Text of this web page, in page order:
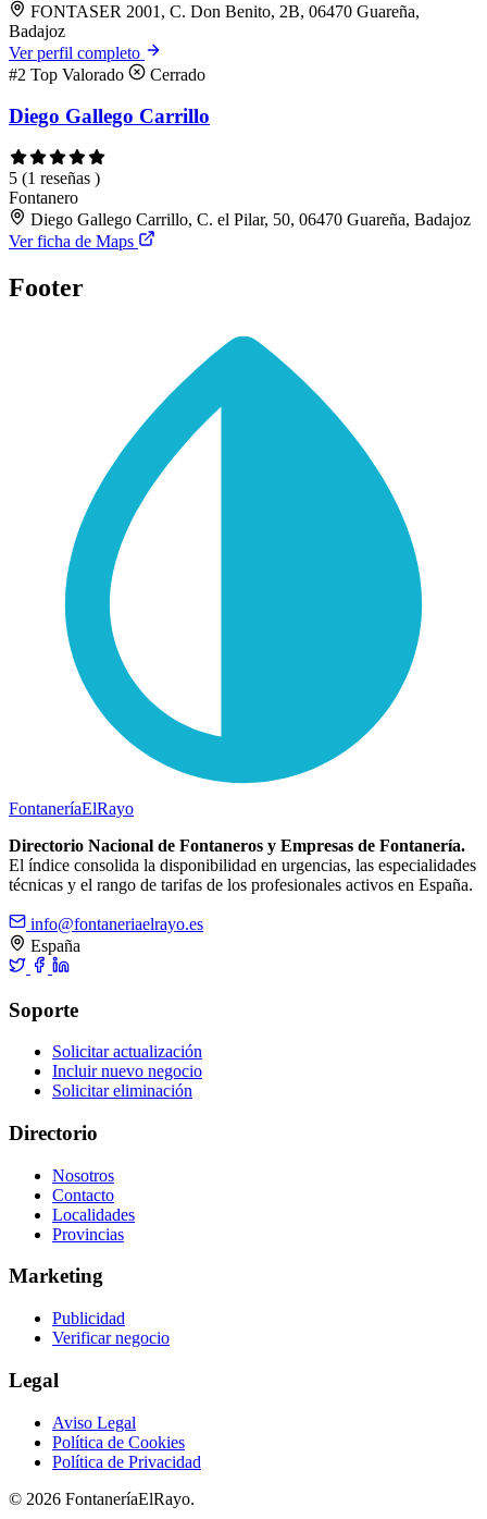
FONTASER 2001, C. Don Benito, 2B, 06470 Guareña,
Badajoz
Ver perfil completo
#2 Top Valorado Cerrado
Diego Gallego Carrillo
5 (1 reseñas )
Fontanero
Diego Gallego Carrillo, C. el Pilar, 50, 06470 Guareña, Badajoz
Ver ficha de Maps
Footer
FontaneríaElRayo
Directorio Nacional de Fontaneros y Empresas de Fontanería.
El índice consolida la disponibilidad en urgencias, las especialidades
técnicas y el rango de tarifas de los profesionales activos en España.
info@fontaneriaelrayo.es
España
Soporte
Solicitar actualización
Incluir nuevo negocio
Solicitar eliminación
Directorio
Nosotros
Contacto
Localidades
Provincias
Marketing
Publicidad
Verificar negocio
Legal
Aviso Legal
Política de Cookies
Política de Privacidad
© 2026 FontaneríaElRayo.